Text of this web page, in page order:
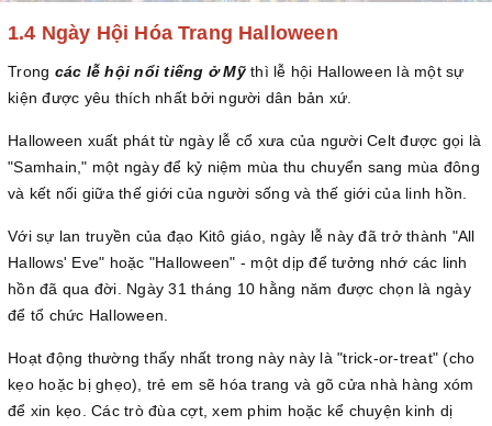
1.4 Ngày Hội Hóa Trang Halloween
Trong các lễ hội nổi tiếng ở Mỹthì lễ hội Halloween là một sự
kiện được yêu thích nhất bởi người dân bản xứ.
Halloween xuất phát từ ngày lễ cổ xưa của người Celt được gọi là
"Samhain," một ngày để kỷ niệm mùa thu chuyển sang mùa đông
và kết nối giữa thế giới của người sống và thế giới của linh hồn.
Với sự lan truyền của đạo Kitô giáo, ngày lễ này đã trở thành "All
Hallows' Eve" hoặc "Halloween" - một dịp để tưởng nhớ các linh
hồn đã qua đời. Ngày 31 tháng 10 hằng năm được chọn là ngày
để tổ chức Halloween.
Hoạt động thường thấy nhất trong này này là "trick-or-treat" (cho
kẹo hoặc bị ghẹo), trẻ em sẽ hóa trang và gõ cửa nhà hàng xóm
để xin kẹo. Các trò đùa cợt, xem phim hoặc kể chuyện kinh dị